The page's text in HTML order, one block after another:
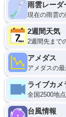
雨雲レーダ
現在の雨雲
2週間天気
2週間先まで
アメダス
アメダスの
ライブカメ
全国2500地
台風情報